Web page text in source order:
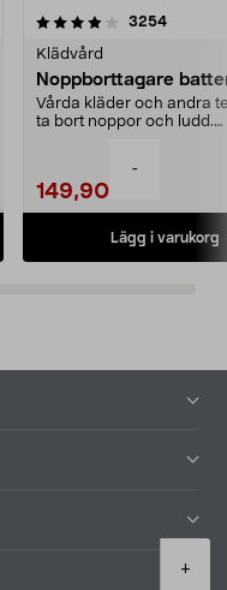
-
+
3254
Klädvård
Noppborttagare
Vårda kläder och andra
ta bort noppor och ludd.
149,90
Lägg i varukorg
4.5av 5 stjärnor